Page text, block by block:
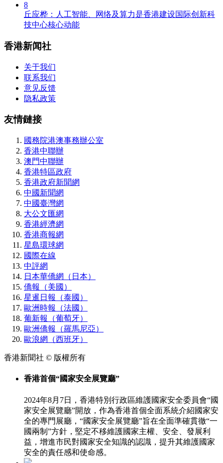
8
丘应桦：人工智能、网络及算力是香港建设国际创新科
技中心核心动能
香港新闻社
关于我们
联系我们
意见反馈
隐私政策
友情鏈接
國務院港澳事務辦公室
香港中聯辦
澳門中聯辦
香港特區政府
香港政府新聞網
中國新聞網
中國臺灣網
大公文匯網
香港經濟網
香港商報網
星島環球網
國際在線
中評網
日本華僑網（日本）
僑報（美國）
星暹日報（泰國）
歐洲時報（法國）
葡新報（葡萄牙）
歐洲僑報（羅馬尼亞）
歐浪網（西班牙）
香港新聞社 © 版權所有
香港首個“國家安全展覽廳”
2024年8月7日，香港特別行政區維護國家安全委員會“國
家安全展覽廳”開放，作為香港首個全面系統介紹國家安
全的專門展廳，“國家安全展覽廳”旨在全面準確貫徹“一
國兩制”方針，堅定不移維護國家主權、安全、發展利
益，增進市民對國家安全知識的認識，提升其維護國家
安全的責任感和使命感。